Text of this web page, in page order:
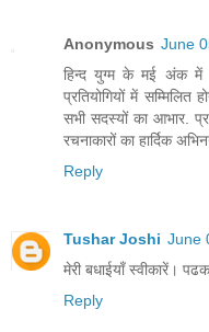
Anonymous June
हिन्द युग्म के मई अंक में
प्रतियोगियों में
सभी सदस्यों का आभार.
रचनाकारों का हार्दिक
Reply
Tushar Joshi June
मेरी बधाईयाँ स्वीकारें।
Reply